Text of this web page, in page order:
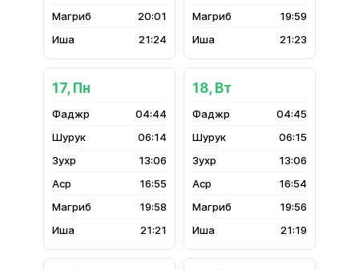
20:01
21:24
19:59
21:23
17, Пн
04:44
06:14
13:06
16:55
19:58
21:21
18, Вт
04:45
06:15
13:06
16:54
19:56
21:19